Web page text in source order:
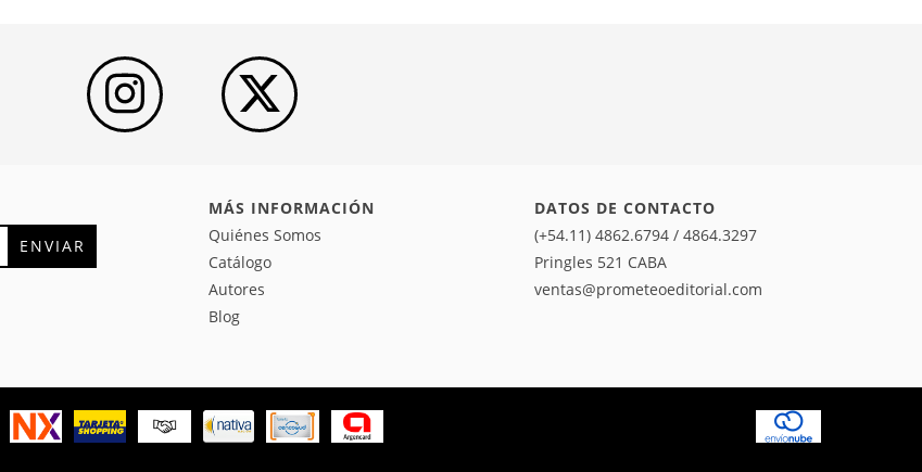
MÁS INFORMACIÓN
Quiénes Somos
Catálogo
Autores
Blog
DATOS DE CONTACTO
(+54.11) 4862.6794 / 4864.3297
Pringles 521 CABA
ventas@prometeoeditorial.com